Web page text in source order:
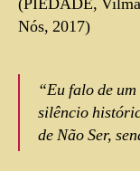
(PIEDADE,
Nós, 2017)
“Eu falo de
silêncio
de Não Ser,